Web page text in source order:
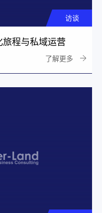
访谈
程与私域运营
了解更多